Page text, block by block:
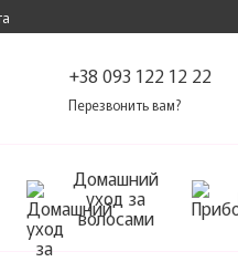
+38 093 122 12 22
Перезвонить вам?
Домашний
уход за
волосами